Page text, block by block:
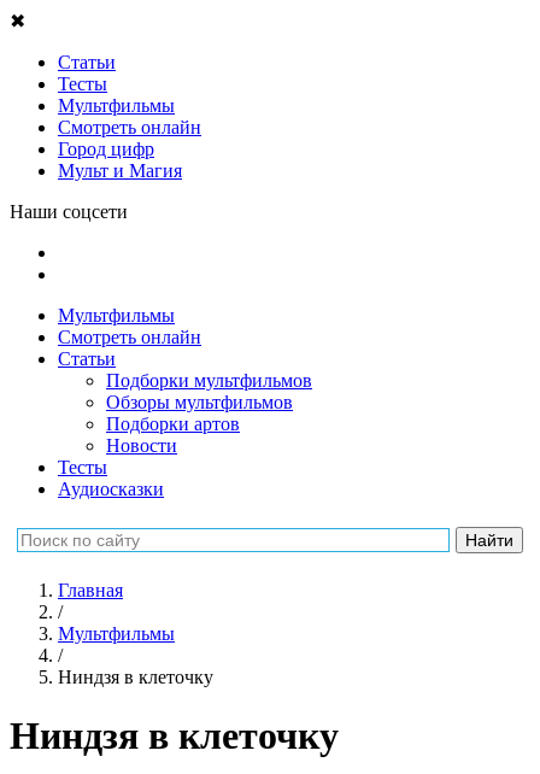
✖
Статьи
Тесты
Мультфильмы
Смотреть онлайн
Город цифр
Мульт и Магия
Наши соцсети
Мультфильмы
Смотреть онлайн
Статьи
Подборки мультфильмов
Обзоры мультфильмов
Подборки артов
Новости
Тесты
Аудиосказки
Главная
/
Мультфильмы
/
Ниндзя в клеточку
Ниндзя в клеточку